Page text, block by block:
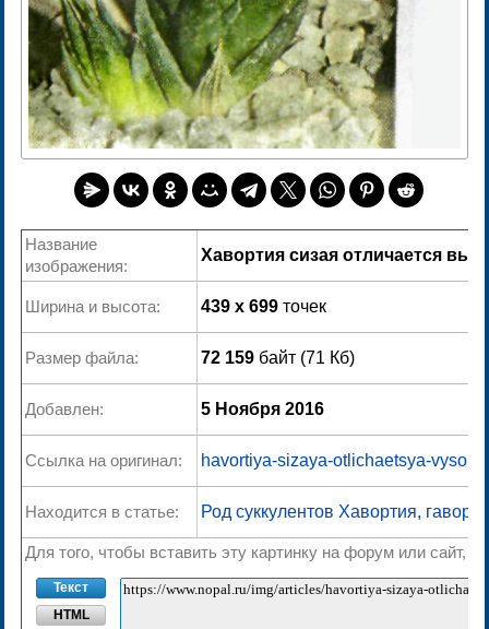
Название
изображения:
Хавортия сизая отличается
Ширина и высота: 439 x 699 точек
Размер файла: 72 159 байт (71 Кб)
Добавлен: 5 Ноября 2016
Ссылка на оригинал: havortiya-sizaya-otlichaetsya-
Находится в статье: Род суккулентов Хавортия,
Для того, чтобы вставить эту картинку на форум или сайт,
Текст
HTML